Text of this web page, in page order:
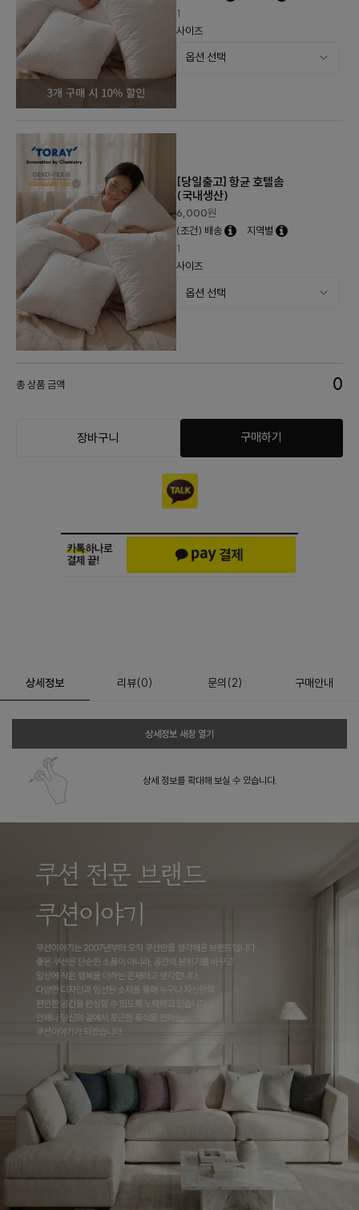
1
사이즈
[당일출고] 항균 호텔솜
(국내생산)
6,000원
(조건) 배송
지역별
1
사이즈
총 상품 금액 0
장바구니 구매하기
상세정보 리뷰(0) 문의 (2) 구매안내
상세정보 새창 열기
상세 정보를 확대해 보실 수 있습니다.